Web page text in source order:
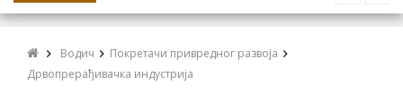
Водич
Покретачи привредног развоја
Дрвопрерађивачка индустрија